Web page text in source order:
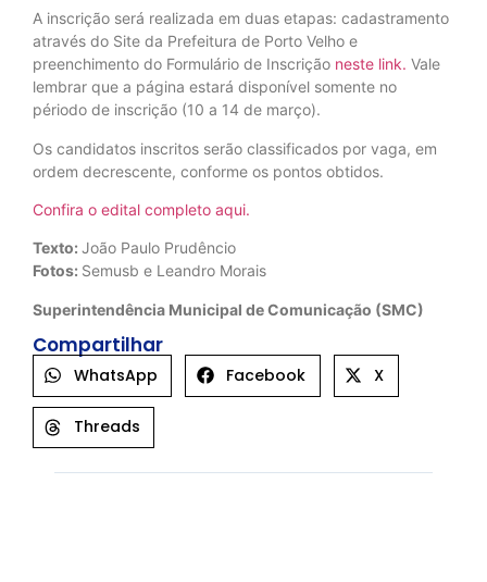
A inscrição será realizada em duas etapas: cadastramento
através do Site da Prefeitura de Porto Velho e
preenchimento do Formulário de Inscrição neste link. Vale
lembrar que a página estará disponível somente no
périodo de inscrição (10 a 14 de março).
Os candidatos inscritos serão classificados por vaga, em
ordem decrescente, conforme os pontos obtidos.
Confira o edital completo aqui.
Texto: João Paulo Prudêncio
Fotos: Semusb e Leandro Morais
Superintendência Municipal de Comunicação (SMC)
Compartilhar
WhatsApp Facebook X
Threads